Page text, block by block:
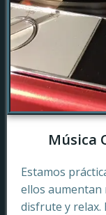
Música
Estamos
ellos aumentan
disfrute y relax.